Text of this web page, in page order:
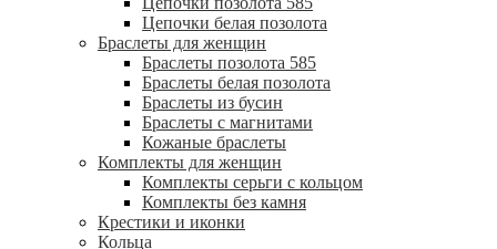
Цепочки белая позолота
Браслеты для женщин
Браслеты позолота 585
Браслеты белая позолота
Браслеты из бусин
Браслеты с магнитами
Кожаные браслеты
Комплекты для женщин
Комплекты серьги с кольцом
Комплекты без камня
Крестики и иконки
Кольца